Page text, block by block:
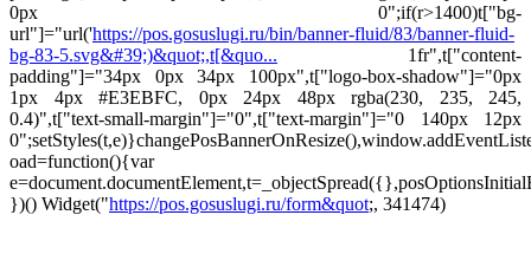
0px 0";if(r>1400)t["bg-
url"]="url('https://pos.gosuslugi.ru/bin/banner-fluid/83/banner-fluid-
bg-83-5.svg&#39;)&quot;,t[&quo... 1fr",t["content-
padding"]="34px 0px 34px 100px",t["logo-box-shadow"]="0px
1px 4px #E3EBFC, 0px 24px 48px rgba(230, 235, 245,
0.4)",t["text-small-margin"]="0",t["text-margin"]="0 140px 12px
oad=function(){var
})() Widget("https://pos.gosuslugi.ru/form&quot;, 341474)